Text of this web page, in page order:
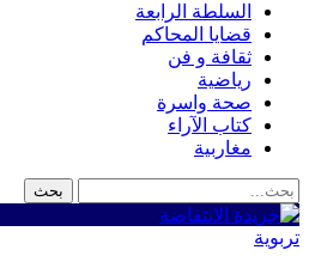
السلطة الرابعة
قضايا المحاكم
ثقافة و فن
رياضية
صحة واسرة
كتاب الآراء
مغاربية
تربوية